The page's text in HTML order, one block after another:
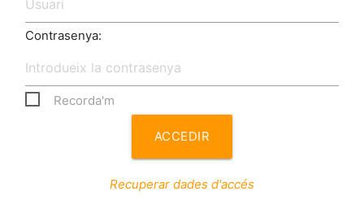
Contrasenya:
Recorda'm
ACCEDIR
Recuperar dades d'accés